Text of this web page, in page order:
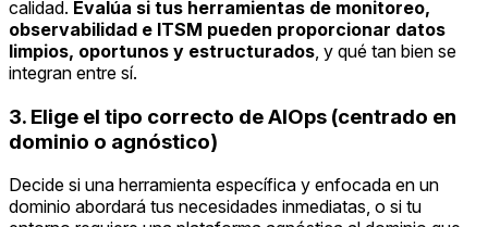
calidad. Evalúa si tus herramientas de monitoreo,
observabilidad e ITSM pueden proporcionar datos
limpios, oportunos y estructurados, y qué tan bien se
integran entre sí.
3. Elige el tipo correcto de AIOps (centrado en
dominio o agnóstico)
Decide si una herramienta específica y enfocada en un
dominio abordará tus necesidades inmediatas, o si tu